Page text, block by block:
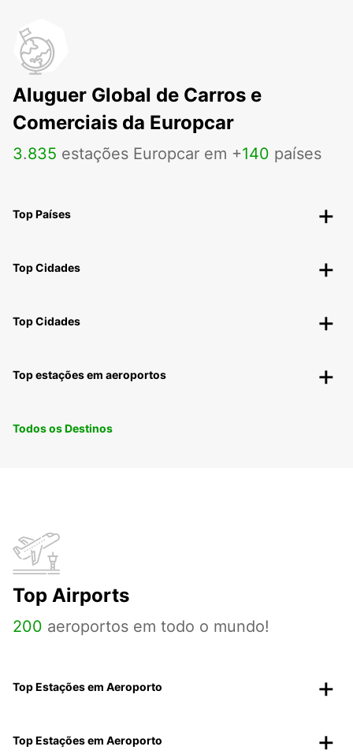
Aluguer Global de Carros e
Comerciais da Europcar
3.835 estações Europcar em +140 países
Top Países
Top Cidades
Top Cidades
Top estações em aeroportos
Todos os Destinos
Top Airports
200 aeroportos em todo o mundo!
Top Estações em Aeroporto
Top Estações em Aeroporto